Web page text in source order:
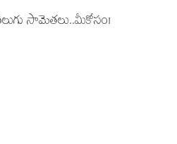
సామెతలు..మీకోసం!